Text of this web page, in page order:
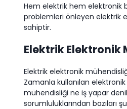
Hem elektrik hem elektronik
problemleri önleyen elektrik
sahiptir.
Elektrik Elektronik
Elektrik elektronik
Zamanla kullanılan
mühendisliği ne iş yapar
sorumluluklarından bazıları